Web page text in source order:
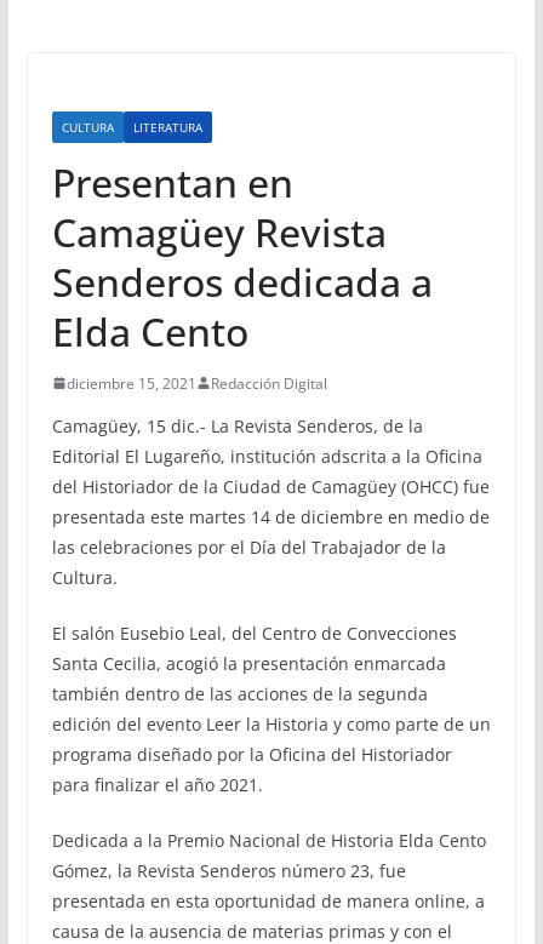
CULTURA LITERATURA
Presentan en
Camagüey Revista
Senderos dedicada a
Elda Cento
diciembre 15, 2021 Redacción Digital
Camagüey, 15 dic.- La Revista Senderos, de la
Editorial El Lugareño, institución adscrita a la Oficina
del Historiador de la Ciudad de Camagüey (OHCC) fue
presentada este martes 14 de diciembre en medio de
las celebraciones por el Día del Trabajador de la
Cultura.
El salón Eusebio Leal, del Centro de Convecciones
Santa Cecilia, acogió la presentación enmarcada
también dentro de las acciones de la segunda
edición del evento Leer la Historia y como parte de un
programa diseñado por la Oficina del Historiador
para finalizar el año 2021.
Dedicada a la Premio Nacional de Historia Elda Cento
Gómez, la Revista Senderos número 23, fue
presentada en esta oportunidad de manera online, a
causa de la ausencia de materias primas y con el